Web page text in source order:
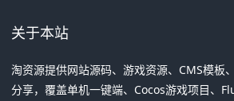
关于本站
淘资源提供网站源码、游戏资源、CMS模板
分享，覆盖单机一键端、Cocos游戏项目、